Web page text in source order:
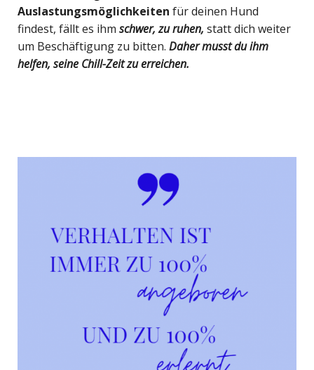
Auslastungsmöglichkeiten für deinen Hund
findest, fällt es ihm schwer, zu ruhen, statt dich weiter
um Beschäftigung zu bitten. Daher musst du ihm
helfen, seine Chill-Zeit zu erreichen.